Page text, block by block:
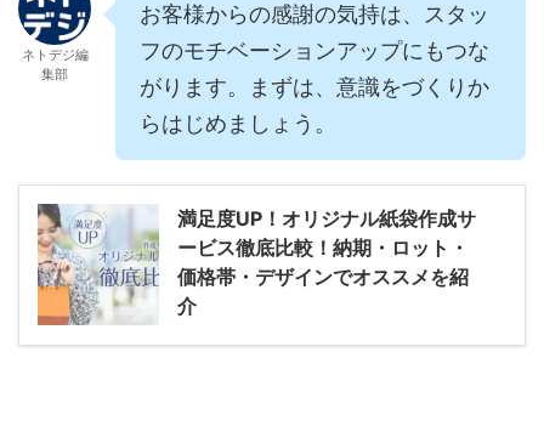
ネトデジ編
集部
お客様からの感謝の気持は、スタッ
フのモチベーションアップにもつな
がります。まずは、意識をづくりか
らはじめましょう。
満足度UP！オリジナル紙袋作成サ
ービス徹底比較！納期・ロット・
価格帯・デザインでオススメを紹
介